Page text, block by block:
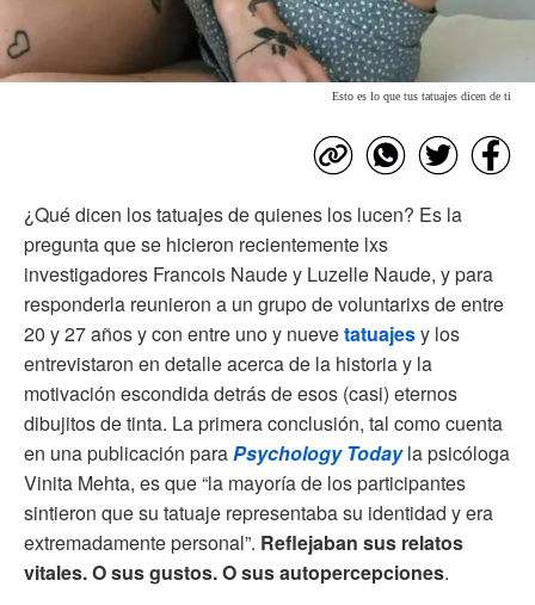
Esto es lo que tus tatuajes dicen de ti
¿Qué dicen los tatuajes de quienes los lucen? Es la
pregunta que se hicieron recientemente lxs
investigadores Francois Naude y Luzelle Naude, y para
responderla reunieron a un grupo de voluntarixs de entre
20 y 27 años y con entre uno y nuevetatuajesy los
entrevistaron en detalle acerca de la historia y la
motivación escondida detrás de esos (casi) eternos
dibujitos de tinta. La primera conclusión, tal como cuenta
en una publicación paraPsychology Todayla psicóloga
Vinita Mehta, es que “la mayoría de los participantes
sintieron que su tatuaje representaba su identidad y era
extremadamente personal”. Reflejaban sus relatos
vitales. O sus gustos. O sus autopercepciones.